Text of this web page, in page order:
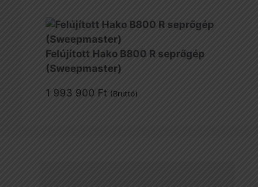
Felújított Hako B800 R seprőgép
(Sweepmaster)
1 993 900 Ft (Bruttó)